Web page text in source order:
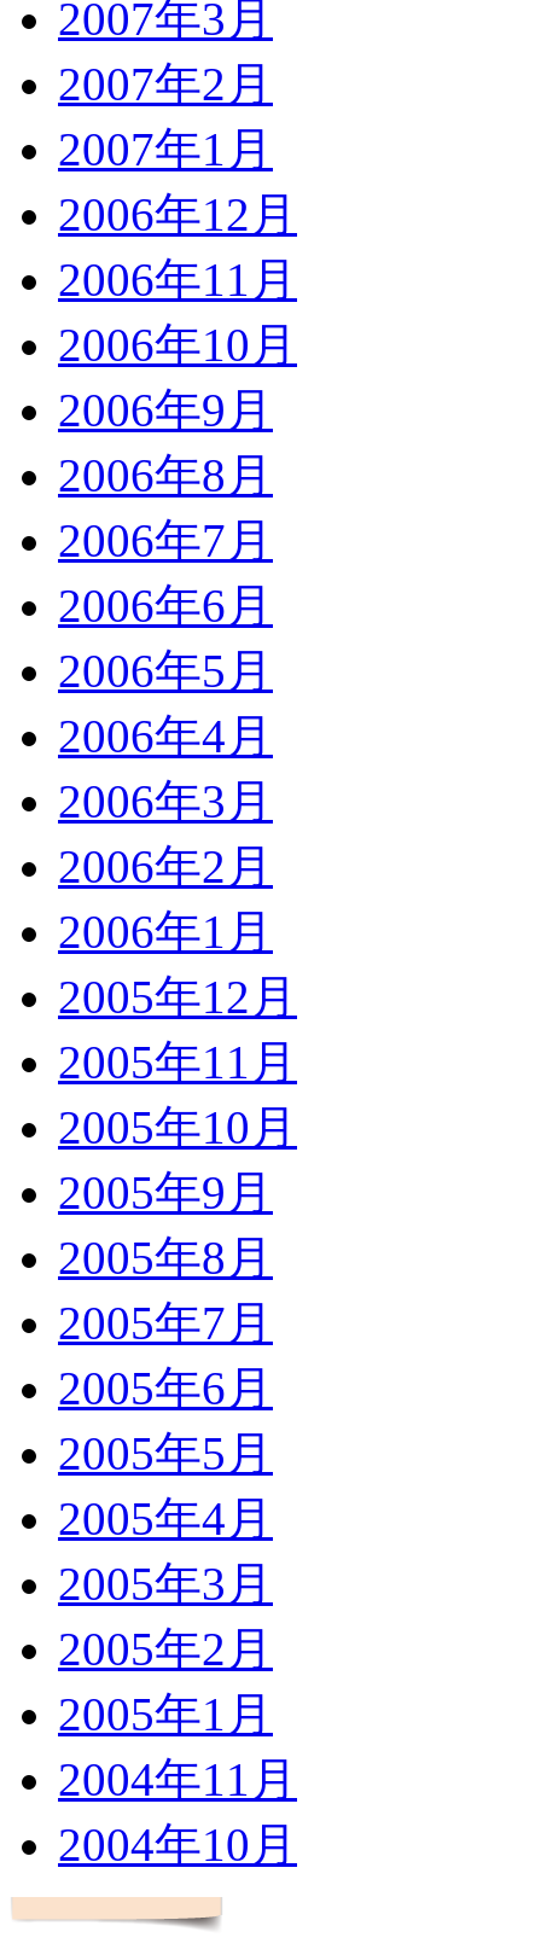
2007年3月
2007年2月
2007年1月
2006年12月
2006年11月
2006年10月
2006年9月
2006年8月
2006年7月
2006年6月
2006年5月
2006年4月
2006年3月
2006年2月
2006年1月
2005年12月
2005年11月
2005年10月
2005年9月
2005年8月
2005年7月
2005年6月
2005年5月
2005年4月
2005年3月
2005年2月
2005年1月
2004年11月
2004年10月